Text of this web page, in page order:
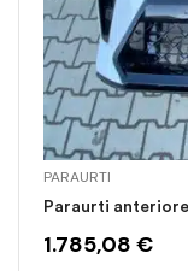
PARAURTI
Paraurti
1.785,08 €